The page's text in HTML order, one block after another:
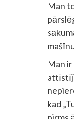
Man
Man
kad